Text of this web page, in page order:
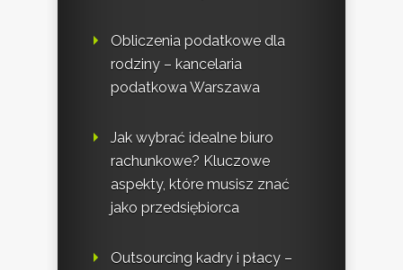
Obliczenia podatkowe dla
rodziny – kancelaria
podatkowa Warszawa
Jak wybrać idealne biuro
rachunkowe? Kluczowe
aspekty, które musisz znać
jako przedsiębiorca
Outsourcing kadry i płacy –